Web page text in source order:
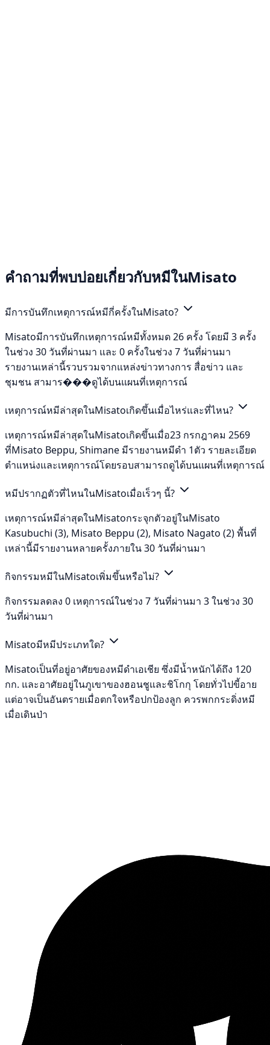
คำถามที่พบบ่อยเกี่ยวกับหมีในMisato
มีการบันทึกเหตุการณ์หมีกี่ครั้งในMisato?
Misatoมีการบันทึกเหตุการณ์หมีทั้งหมด 26 ครั้ง โดยมี 3 ครั้ง
ในช่วง 30 วันที่ผ่านมา และ 0 ครั้งในช่วง 7 วันที่ผ่านมา
รายงานเหล่านี้รวบรวมจากแหล่งข่าวทางการ สื่อข่าว และ
ชุมชน สามาร���ดูได้บนแผนที่เหตุการณ์
เหตุการณ์หมีล่าสุดในMisatoเกิดขึ้นเมื่อไหร่และที่ไหน?
เหตุการณ์หมีล่าสุดในMisatoเกิดขึ้นเมื่อ23 กรกฎาคม 2569
ที่Misato Beppu, Shimane มีรายงานหมีดำ 1ตัว รายละเอียด
ตำแหน่งและเหตุการณ์โดยรอบสามารถดูได้บนแผนที่เหตุการณ์
หมีปรากฏตัวที่ไหนในMisatoเมื่อเร็วๆ นี้?
เหตุการณ์หมีล่าสุดในMisatoกระจุกตัวอยู่ในMisato
Kasubuchi (3), Misato Beppu (2), Misato Nagato (2) พื้นที่
เหล่านี้มีรายงานหลายครั้งภายใน 30 วันที่ผ่านมา
กิจกรรมหมีในMisatoเพิ่มขึ้นหรือไม่?
กิจกรรมลดลง 0 เหตุการณ์ในช่วง 7 วันที่ผ่านมา 3 ในช่วง 30
วันที่ผ่านมา
Misatoมีหมีประเภทใด?
Misatoเป็นที่อยู่อาศัยของหมีดำเอเชีย ซึ่งมีน้ำหนักได้ถึง 120
กก. และอาศัยอยู่ในภูเขาของฮอนชูและชิโกกุ โดยทั่วไปขี้อาย
แต่อาจเป็นอันตรายเมื่อตกใจหรือปกป้องลูก ควรพกกระดิ่งหมี
เมื่อเดินป่า